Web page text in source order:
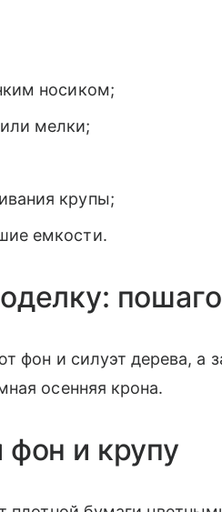
носиком;
мелки;
крупы;
емкости.
фон и силуэт дерева, а
осенняя крона.
фон и крупу